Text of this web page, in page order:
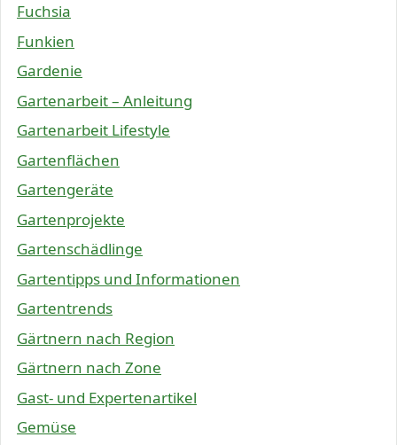
Fuchsia
Funkien
Gardenie
Gartenarbeit – Anleitung
Gartenarbeit Lifestyle
Gartenflächen
Gartengeräte
Gartenprojekte
Gartenschädlinge
Gartentipps und Informationen
Gartentrends
Gärtnern nach Region
Gärtnern nach Zone
Gast- und Expertenartikel
Gemüse